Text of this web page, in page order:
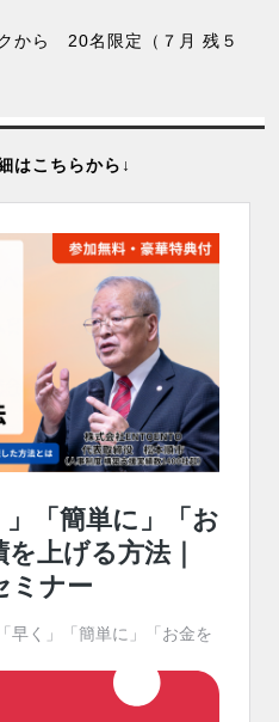
から 20名限定（７月 残５
はこちらから↓